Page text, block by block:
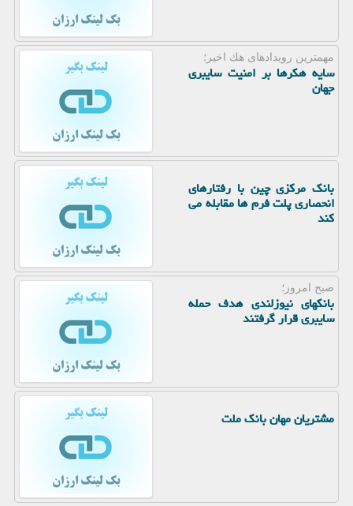
مهمترین رویدادهای هك اخیر؛
سایه هکرها بر امنیت سایبری
جهان
بانک مرکزی چین با رفتارهای
انحصاری پلت فرم ها مقابله می
کند
صبح امروز؛
بانکهای نیوزلندی هدف حمله
سایبری قرار گرفتند
مشتریان مهان بانک ملت